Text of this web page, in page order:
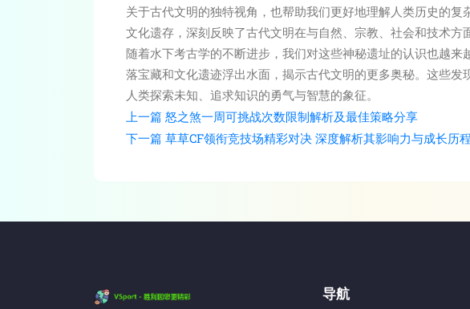
关于古代文明的独特视角，也帮助我们更好地理解人类历史的复
文化遗存，深刻反映了古代文明在与自然、宗教、社会和技术方
随着水下考古学的不断进步，我们对这些神秘遗址的认识也越来
落宝藏和文化遗迹浮出水面，揭示古代文明的更多奥秘。这些发
人类探索未知、追求知识的勇气与智慧的象征。
上一篇 怒之煞一周可挑战次数限制解析及最佳策略分享
下一篇 草草CF领衔竞技场精彩对决 深度解析其影响力与成长历程
导航